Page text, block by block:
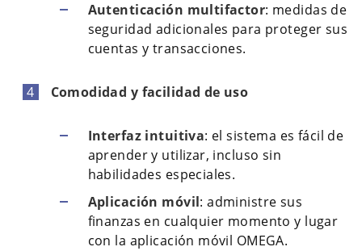
Autenticación multifactor: medidas de
seguridad adicionales para proteger sus
cuentas y transacciones.
Comodidad y facilidad de uso
Interfaz intuitiva: el sistema es fácil de
aprender y utilizar, incluso sin
habilidades especiales.
Aplicación móvil: administre sus
finanzas en cualquier momento y lugar
con la aplicación móvil OMEGA.